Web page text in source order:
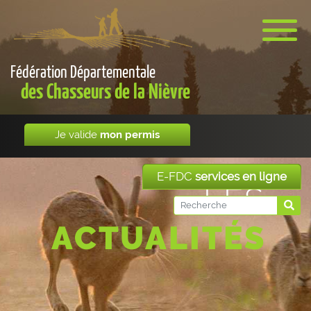
Je valide mon permis
Fédération Départementale
des Chasseurs de la Nièvre
E-FDCservices en ligne
LES
ACTUALITÉS